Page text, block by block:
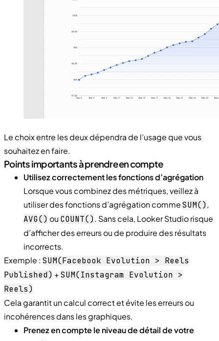
Le choix entre les deux dépendra de l’usage que vous
souhaitez en faire.
Points importants à prendre en compte
Utilisez correctement les fonctions d’agrégation
Lorsque vous combinez des métriques, veillez à
utiliser des fonctions d’agrégation commeSUM(),
AVG() ou COUNT(). Sans cela, Looker Studio risque
d’afficher des erreurs ou de produire des résultats
incorrects.
Exemple : SUM(Facebook Evolution > Reels
Published) +SUM(Instagram Evolution >
Reels)
Cela garantit un calcul correct et évite les erreurs ou
incohérences dans les graphiques.
Prenez en compte le niveau de détail de votre